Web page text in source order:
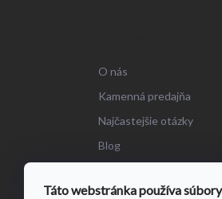
Táto webstránka používa
O nás
Kamenná predajňa
Najčastejšie otázky
Blog